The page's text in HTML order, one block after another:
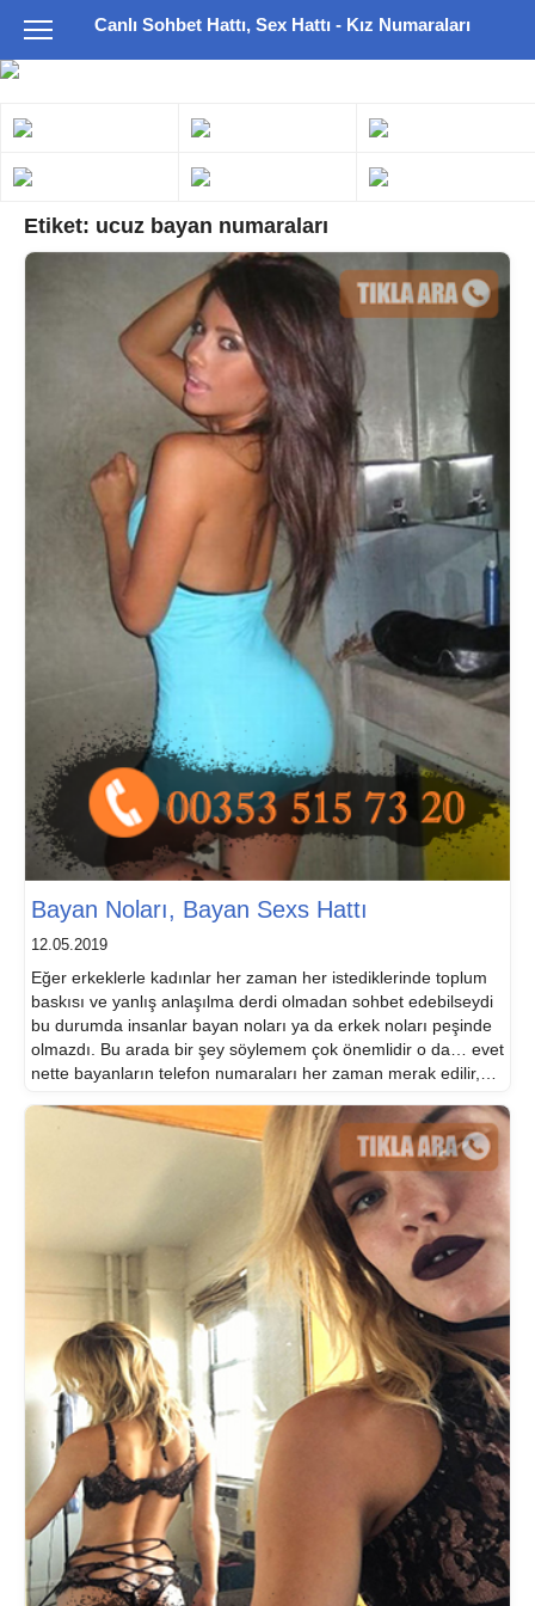
Canlı Sohbet Hattı, Sex Hattı - Kız Numaraları
Etiket: ucuz bayan numaraları
Bayan Noları, Bayan Sexs Hattı
12.05.2019
Eğer erkeklerle kadınlar her zaman her istediklerinde toplum
baskısı ve yanlış anlaşılma derdi olmadan sohbet edebilseydi
bu durumda insanlar bayan noları ya da erkek noları peşinde
olmazdı. Bu arada bir şey söylemem çok önemlidir o da… evet
nette bayanların telefon numaraları her zaman merak edilir,
e bayanlar […]